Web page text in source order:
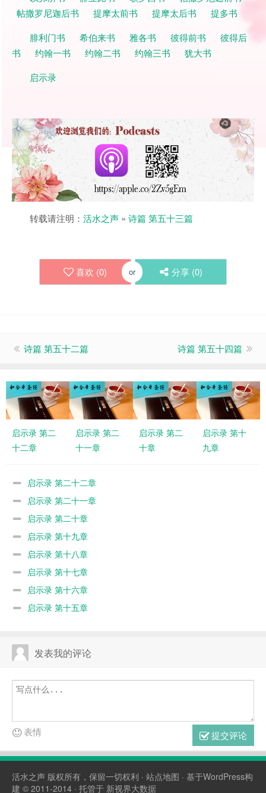
帖撒罗尼迦后书
提摩太前书 提摩太后书
提多书
腓利门书
希伯来书 雅各书 彼得前书
彼得后
书
约翰一书 约翰二书 约翰三书
犹大书
启示录
转载请注明： 活水之声 » 诗篇 第五十三篇
喜欢 (0) or 分享 (0)
诗篇 第五十二篇 诗篇 第五十四篇
启示录 第二
十二章
启示录 第二
十一章
启示录 第二
十章
启示录 第十
九章
启示录 第二十二章
启示录 第二十一章
启示录 第二十章
启示录 第十九章
启示录 第十八章
启示录 第十七章
启示录 第十六章
启示录 第十五章
发表我的评论
提交评论
表情
活水之声 版权所有，保留一切权利 · 站点地图 · 基于WordPress构
建 © 2011-2014 · 托管于 新视界大数据